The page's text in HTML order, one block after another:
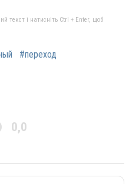
текст і натисніть Ctrl + Enter, щоб
#переход
0,0